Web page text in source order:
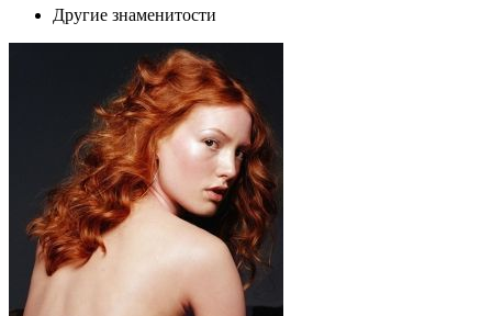
Другие знаменитости